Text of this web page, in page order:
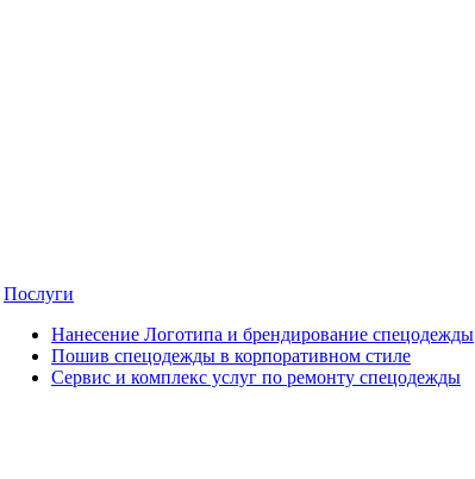
Послуги
Нанесение Логотипа и брендирование спецодежды
Пошив спецодежды в корпоративном стиле
Сервис и комплекс услуг по ремонту спецодежды